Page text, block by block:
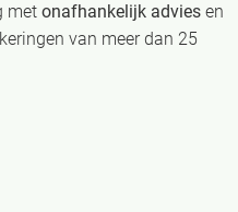
met onafhankelijk advies en
van meer dan 25